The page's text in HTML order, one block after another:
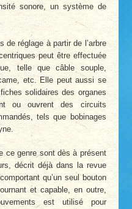
sonore, un système de
de réglage à partir de l’arbre
peut être effectuée
telle que câble souple,
etc. Elle peut aussi se
solidaires des organes
ou ouvrent des circuits
tels que bobinages
ce genre sont dès à présent
décrit déjà dans la revue
qu’un seul bouton
et capable, en outre,
est utilisé pour